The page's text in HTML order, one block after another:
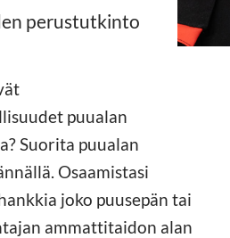
perustutkinto
puualan
Suorita puualan
Osaamistasi
joko puusepän tai
ammattitaidon alan